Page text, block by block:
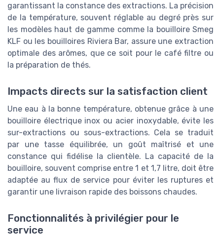
garantissant la constance des extractions. La précision
de la température, souvent réglable au degré près sur
les modèles haut de gamme comme la bouilloire Smeg
KLF ou les bouilloires Riviera Bar, assure une extraction
optimale des arômes, que ce soit pour le café filtre ou
la préparation de thés.
Impacts directs sur la satisfaction client
Une eau à la bonne température, obtenue grâce à une
bouilloire électrique inox ou acier inoxydable, évite les
sur-extractions ou sous-extractions. Cela se traduit
par une tasse équilibrée, un goût maîtrisé et une
constance qui fidélise la clientèle. La capacité de la
bouilloire, souvent comprise entre 1 et 1,7 litre, doit être
adaptée au flux de service pour éviter les ruptures et
garantir une livraison rapide des boissons chaudes.
Fonctionnalités à privilégier pour le
service